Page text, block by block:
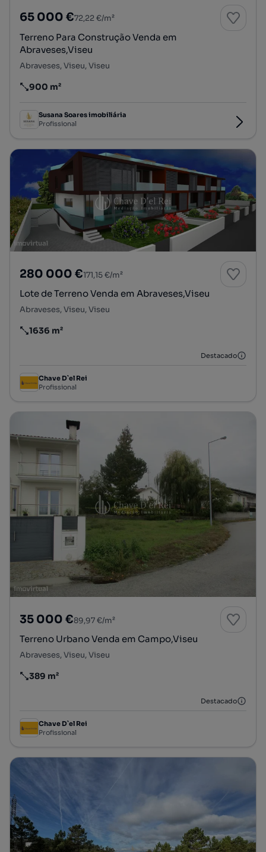
65 000 €72,22 €/m²
Terreno Para Construção Venda em
Abraveses,Viseu
Abraveses, Viseu, Viseu
Preço por metro quadrado
900 m²
Susana Soares imobiliária
Profissional
280 000 €171,15 €/m²
Lote de Terreno Venda em Abraveses,Viseu
Abraveses, Viseu, Viseu
Preço por metro quadrado
1636 m²
Destacado
Chave D`el Rei
Profissional
35 000 €89,97 €/m²
Terreno Urbano Venda em Campo,Viseu
Abraveses, Viseu, Viseu
Preço por metro quadrado
389 m²
Destacado
Chave D`el Rei
Profissional